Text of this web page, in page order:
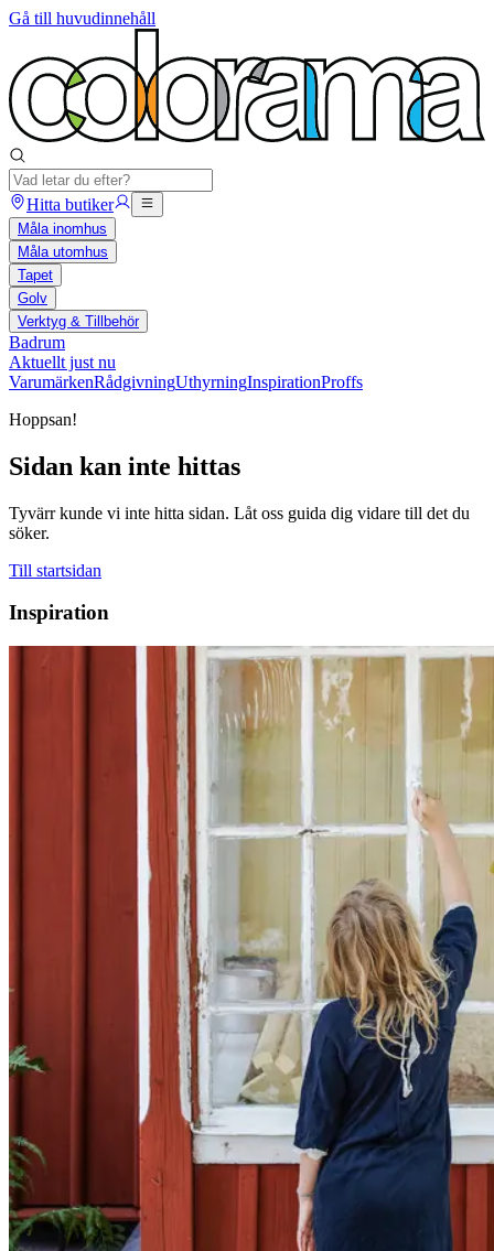
Gå till huvudinnehåll
Hitta butiker
Måla inomhus
Måla utomhus
Tapet
Golv
Verktyg & Tillbehör
Badrum
Aktuellt just nu
VarumärkenRådgivningUthyrningInspirationProffs
Hoppsan!
Sidan kan inte hittas
Tyvärr kunde vi inte hitta sidan. Låt oss guida dig vidare till det du
söker.
Till startsidan
Inspiration